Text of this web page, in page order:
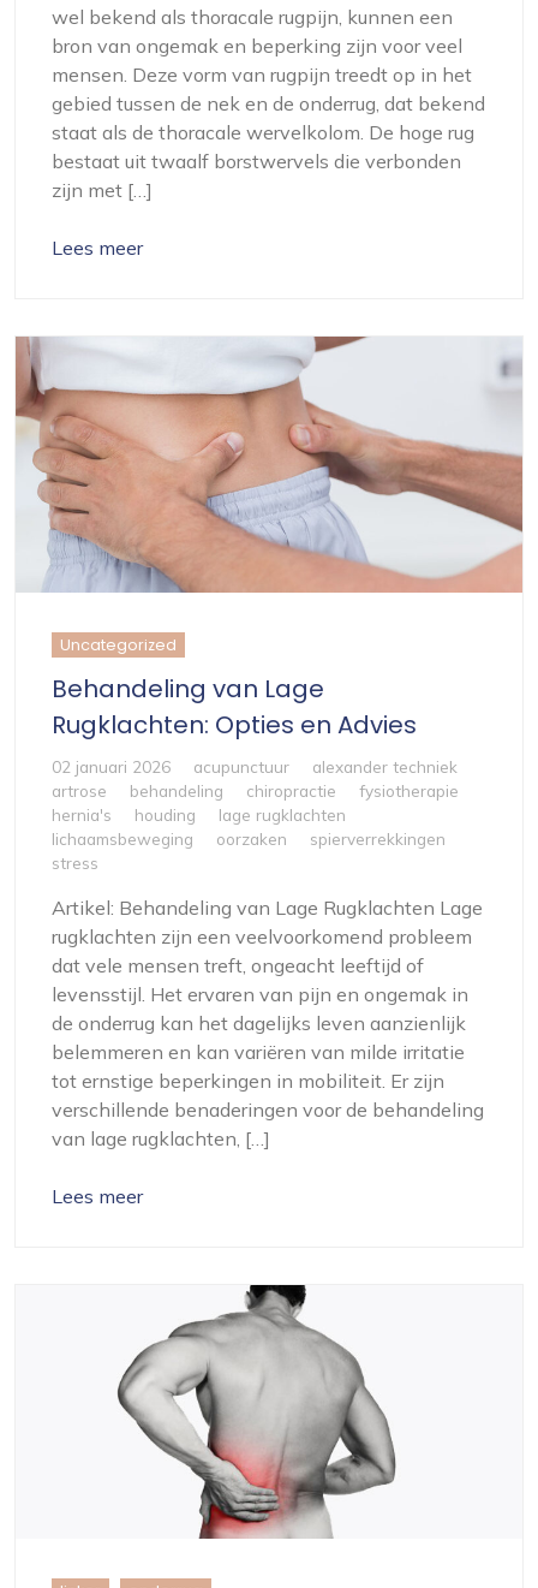
wel bekend als thoracale rugpijn, kunnen een
bron van ongemak en beperking zijn voor veel
mensen. Deze vorm van rugpijn treedt op in het
gebied tussen de nek en de onderrug, dat bekend
staat als de thoracale wervelkolom. De hoge rug
bestaat uit twaalf borstwervels die verbonden
zijn met […]
Lees meer
Uncategorized
Behandeling van Lage
Rugklachten: Opties en Advies
02 januari 2026 acupunctuur
alexander techniek
artrose
behandeling chiropractie
fysiotherapie
hernia's
houding
lage rugklachten
lichaamsbeweging
oorzaken
spierverrekkingen
stress
Artikel: Behandeling van Lage Rugklachten Lage
rugklachten zijn een veelvoorkomend probleem
dat vele mensen treft, ongeacht leeftijd of
levensstijl. Het ervaren van pijn en ongemak in
de onderrug kan het dagelijks leven aanzienlijk
belemmeren en kan variëren van milde irritatie
tot ernstige beperkingen in mobiliteit. Er zijn
verschillende benaderingen voor de behandeling
van lage rugklachten, […]
Lees meer